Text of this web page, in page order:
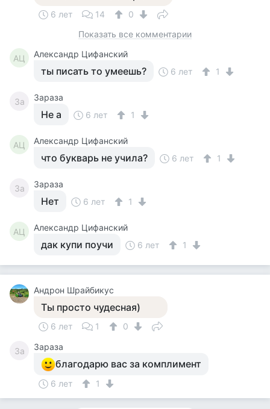
6 лет 14
0
Показать все комментарии
АЦ Александр Цифанский
ты писать то умеешь? 6 лет 1
За Зараза
Не а 6 лет 1
АЦ Александр Цифанский
что букварь не учила? 6 лет 1
За Зараза
Нет 6 лет 1
АЦ Александр Цифанский
дак купи поучи 6 лет 1
Андрон Шрайбикус
Ты просто чудесная)
6 лет 1 0
За Зараза
благодарю вас за комплимент
6 лет 1